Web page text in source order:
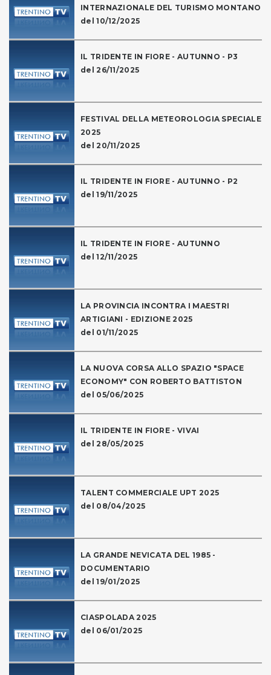
INTERNAZIONALE DEL TURISMO MONTANO
del 10/12/2025
IL TRIDENTE IN FIORE - AUTUNNO - P3
del 26/11/2025
FESTIVAL DELLA METEOROLOGIA SPECIALE
2025
del 20/11/2025
IL TRIDENTE IN FIORE - AUTUNNO - P2
del 19/11/2025
IL TRIDENTE IN FIORE - AUTUNNO
del 12/11/2025
LA PROVINCIA INCONTRA I MAESTRI
ARTIGIANI - EDIZIONE 2025
del 01/11/2025
LA NUOVA CORSA ALLO SPAZIO "SPACE
ECONOMY" CON ROBERTO BATTISTON
del 05/06/2025
IL TRIDENTE IN FIORE - VIVAI
del 28/05/2025
TALENT COMMERCIALE UPT 2025
del 08/04/2025
LA GRANDE NEVICATA DEL 1985 -
DOCUMENTARIO
del 19/01/2025
CIASPOLADA 2025
del 06/01/2025